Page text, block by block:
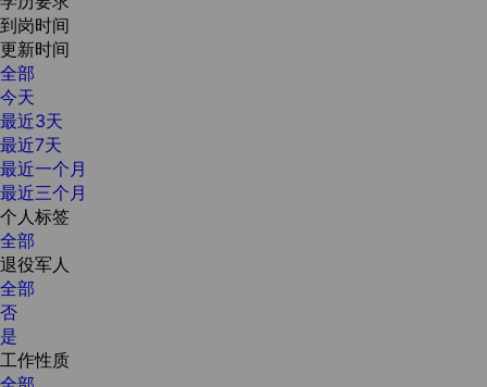
到岗时间
更新时间
全部
今天
最近3天
最近7天
最近一个月
最近三个月
个人标签
全部
退役军人
全部
否
是
工作性质